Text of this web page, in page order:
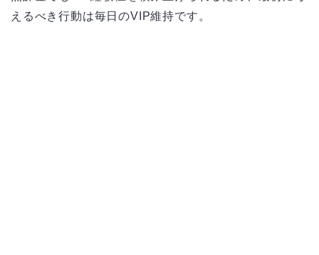
えるべき行動は毎日のVIP維持です。